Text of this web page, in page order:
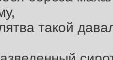
такой